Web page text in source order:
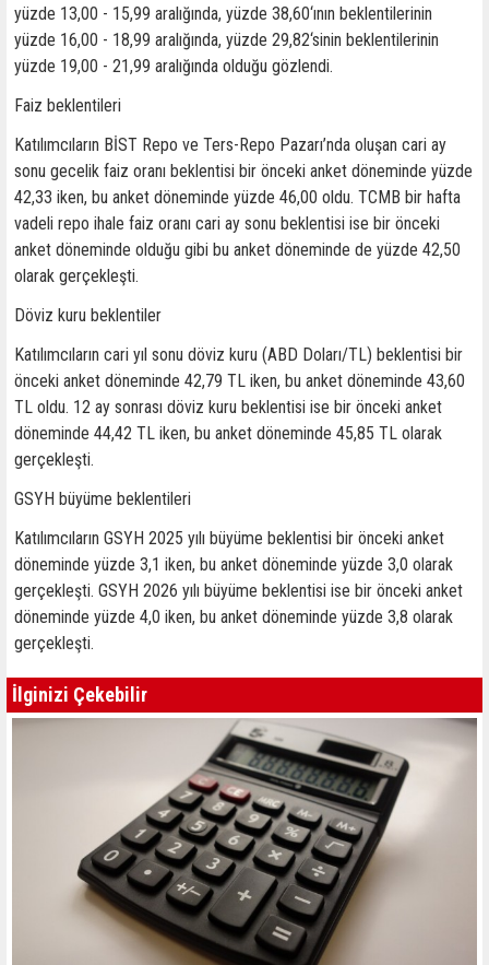
yüzde 13,00 - 15,99 aralığında, yüzde 38,60‘ının beklentilerinin
yüzde 16,00 - 18,99 aralığında, yüzde 29,82‘sinin beklentilerinin
yüzde 19,00 - 21,99 aralığında olduğu gözlendi.
Faiz beklentileri
Katılımcıların BİST Repo ve Ters-Repo Pazarı’nda oluşan cari ay
sonu gecelik faiz oranı beklentisi bir önceki anket döneminde yüzde
42,33 iken, bu anket döneminde yüzde 46,00 oldu. TCMB bir hafta
vadeli repo ihale faiz oranı cari ay sonu beklentisi ise bir önceki
anket döneminde olduğu gibi bu anket döneminde de yüzde 42,50
olarak gerçekleşti.
Döviz kuru beklentiler
Katılımcıların cari yıl sonu döviz kuru (ABD Doları/TL) beklentisi bir
önceki anket döneminde 42,79 TL iken, bu anket döneminde 43,60
TL oldu. 12 ay sonrası döviz kuru beklentisi ise bir önceki anket
döneminde 44,42 TL iken, bu anket döneminde 45,85 TL olarak
gerçekleşti.
GSYH büyüme beklentileri
Katılımcıların GSYH 2025 yılı büyüme beklentisi bir önceki anket
döneminde yüzde 3,1 iken, bu anket döneminde yüzde 3,0 olarak
gerçekleşti. GSYH 2026 yılı büyüme beklentisi ise bir önceki anket
döneminde yüzde 4,0 iken, bu anket döneminde yüzde 3,8 olarak
gerçekleşti.
İlginizi Çekebilir